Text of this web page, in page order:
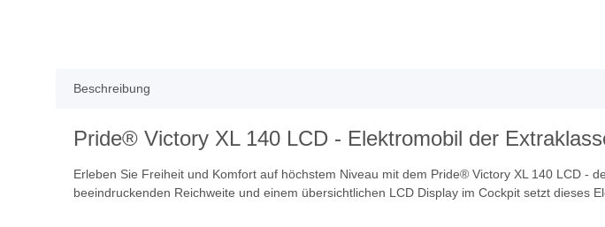
Beschreibung
Pride® Victory XL 140 LCD - Elektromobil der
Erleben Sie Freiheit und Komfort auf höchstem Niveau mit dem Pride® Victory XL 140 LCD -
beeindruckenden Reichweite und einem übersichtlichen LCD Display im Cockpit setzt dieses